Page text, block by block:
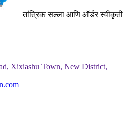
तांत्रिक सल्ला आणि ऑर्डर स्वीकृती
Xixiashu Town, New District,